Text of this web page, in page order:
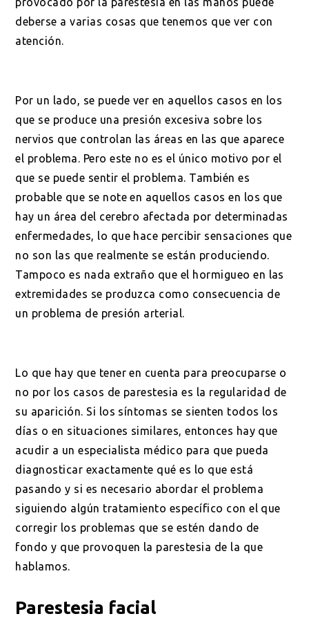
deberse a varias cosas que tenemos que ver con
atención.
Por un lado, se puede ver en aquellos casos en los
que se produce una presión excesiva sobre los
nervios que controlan las áreas en las que aparece
el problema. Pero este no es el único motivo por el
que se puede sentir el problema. También es
probable que se note en aquellos casos en los que
hay un área del cerebro afectada por determinadas
enfermedades, lo que hace percibir sensaciones que
no son las que realmente se están produciendo.
Tampoco es nada extraño que el hormigueo en las
extremidades se produzca como consecuencia de
un problema de presión arterial.
Lo que hay que tener en cuenta para preocuparse o
no por los casos de parestesia es la regularidad de
su aparición. Si los síntomas se sienten todos los
días o en situaciones similares, entonces hay que
acudir a un especialista médico para que pueda
diagnosticar exactamente qué es lo que está
pasando y si es necesario abordar el problema
siguiendo algún tratamiento específico con el que
corregir los problemas que se estén dando de
fondo y que provoquen la parestesia de la que
hablamos.
Parestesia facial